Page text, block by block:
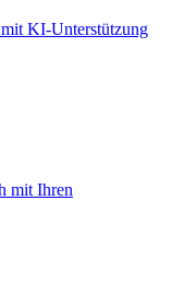
KI-Unterstützung
mit Ihren